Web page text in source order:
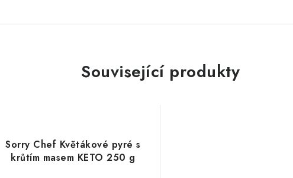
Související produkty
Sorry Chef Květákové pyré s
krůtím masem KETO 250 g